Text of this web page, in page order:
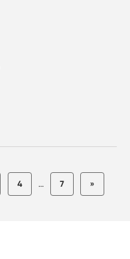
4 ... 7 »